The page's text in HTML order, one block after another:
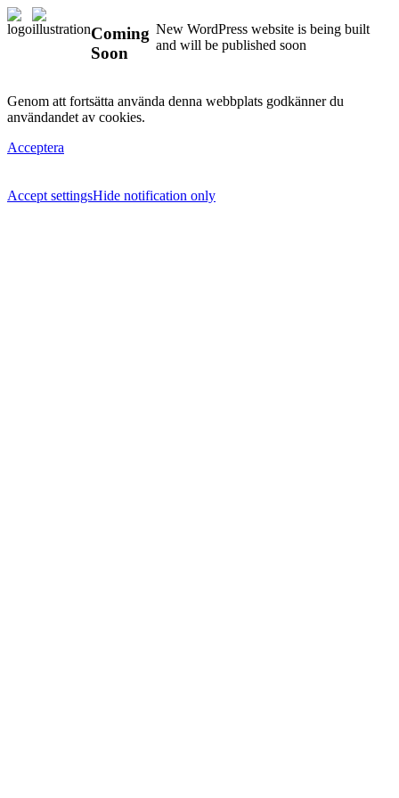
Coming
Soon
New WordPress website is being built
and will be published soon
Genom att fortsätta använda denna webbplats godkänner du
användandet av cookies.
Acceptera
Accept settingsHide notification only